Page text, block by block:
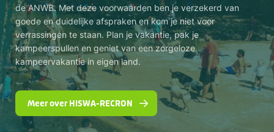
de ANWB. Met deze voorwaarden ben je verzekerd van
goede en duidelijke afspraken en kom je niet voor
verrassingen te staan. Plan je vakantie, pak je
kampeerspullen en geniet van een zorgeloze
kampeervakantie in eigen land.
Meer over HISWA-RECRON